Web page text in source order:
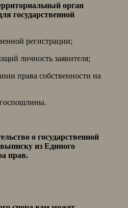
орган
государственной
регистрации;
личность заявителя;
права собственности на
о государственной
из Единого
прав.